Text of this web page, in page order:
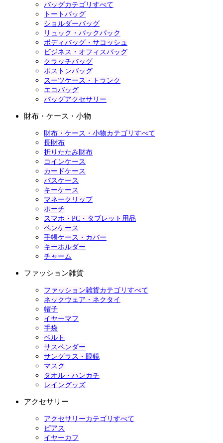
バッグカテゴリすべて
トートバッグ
ショルダーバッグ
リュック・バックパック
ボディバッグ・サコッシュ
ビジネス・オフィスバッグ
クラッチバッグ
ボストンバッグ
スーツケース・トランク
エコバッグ
バッグアクセサリー
財布・ケース・小物
財布・ケース・小物カテゴリすべて
長財布
折りたたみ財布
コインケース
カードケース
パスケース
キーケース
マネークリップ
ポーチ
スマホ・PC・タブレット用品
ペンケース
手帳ケース・カバー
キーホルダー
チャーム
ファッション雑貨
ファッション雑貨カテゴリすべて
ネックウェア・ネクタイ
帽子
イヤーマフ
手袋
ベルト
サスペンダー
サングラス・眼鏡
マスク
タオル・ハンカチ
レイングッズ
アクセサリー
アクセサリーカテゴリすべて
ピアス
イヤーカフ